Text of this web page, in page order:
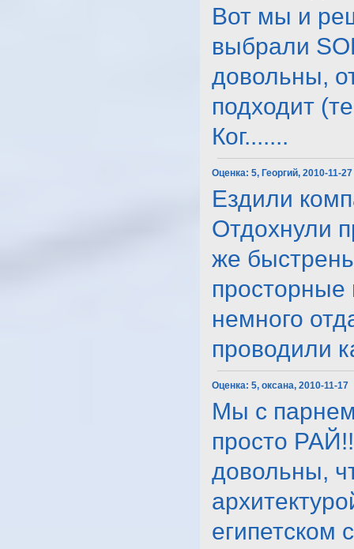
Вот мы и
выбрали
довольны,
подходит
Ког.......
Оценка:5, Георгий, 2010-11-27
Ездили
Отдохнули
же
просторные
немного
проводили
Оценка:5, оксана, 2010-11-17
Мы с парнем
просто
довольны,
египетском